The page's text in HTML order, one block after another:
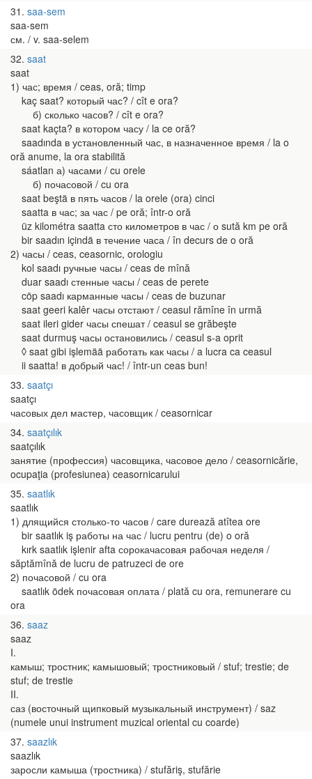
31 saa-sem
saa-sem
см. / v. saa-selem
32 saat
saat
1) час; время / ceas, oră; timp
kaç saat? который час? / cît e ora?
б) сколько часов? / cît e ora?
saat kaçta? в котором часу / la ce oră?
saadında в установленный час, в назначенное время / la o
oră anume, la ora stabilită
sáatlan а) часами / cu orele
б) почасовой / cu ora
saat beştä в пять часов / la orele (ora) cinci
saatta в час; за час / pe oră; într-o oră
üz kilométra saatta сто километров в час / о sută km pe oră
bir saadın içindä в течение часа / în decurs de o oră
2) часы / ceas, ceasornic, orologiu
kol saadı ручные часы / ceas de mînă
duar saadı стенные часы / ceas de perete
cöp saadı карманные часы / ceas de buzunar
saat geeri kalêr часы отстают / ceasul rămîne în urmă
saat ileri gider часы спешат / ceasul se grăbeşte
saat durmuş часы остановились / ceasul s-a oprit
◊ saat gibi işlemää работать как часы / a lucra ca ceasul
ii saatta! в добрый час! / într-un ceas bun!
33 saatçı
saatçı
часовых дел мастер, часовщик / ceasornicar
34 saatçılık
saatçılık
занятие (профессия) часовщика, часовое дело / ceasornicărie,
ocupaţia (profesiunea) ceasornicarului
35 saatlık
saatlık
1) длящийся столько-то часов / care durează atîtea ore
bir saatlık iş работы на час / lucru pentru (de) o oră
kırk saatlık işlenir afta сорокачасовая рабочая неделя /
săptămînă de lucru de patruzeci de ore
2) почасовой / cu ora
saatlık ödek почасовая оплата / plată cu ora, remunerare cu
ora
36 saaz
saaz
I.
камыш; тростник; камышовый; тростниковый / stuf; trestie; de
stuf; de trestie
II.
саз (восточный щипковый музыкальный инструмент) / saz
(numele unui instrument muzical oriental cu coarde)
37 saazlık
saazlık
заросли камыша (тростника) / stufăriş, stufărie